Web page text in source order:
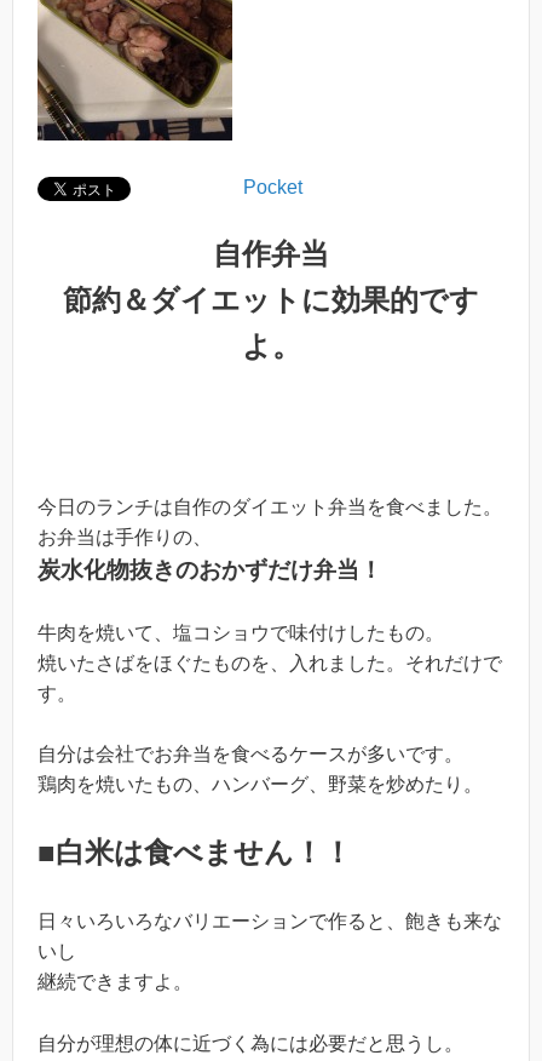
Pocket
自作弁当
節約＆ダイエットに効果的です
よ。
今日のランチは自作のダイエット弁当を食べました。
お弁当は手作りの、
炭水化物抜きのおかずだけ弁当！
牛肉を焼いて、塩コショウで味付けしたもの。
焼いたさばをほぐたものを、入れました。それだけで
す。
自分は会社でお弁当を食べるケースが多いです。
鶏肉を焼いたもの、ハンバーグ、野菜を炒めたり。
■白米は食べません！！
日々いろいろなバリエーションで作ると、飽きも来な
いし
継続できますよ。
自分が理想の体に近づく為には必要だと思うし。